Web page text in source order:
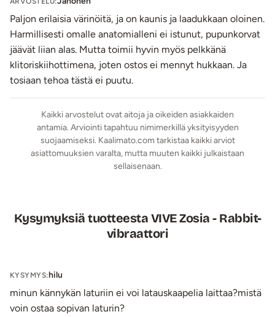
modenkäyntiin hetkessä vain napin painalluksella!
Tämä vibraattori, kuten muutkin VIVE-sarjan tuotteet, on
vesitiivis, joten voit ottaa sen mukaasi suihkuun tai
kylpyyn ja tuntea, kuinka lämmin vesi voimistaa
nautinnollisia tuntemuksia. Kaunis VIVE Zosia -
hieromasauva ja sen latauskaapeli on pakattu
Käyttöohje:
Käytä silikonisen tuotteen kanssavesipohjaista
liukuvoidetta.
Moottoreiden virrat (stand by tila
Painamalla sahalaidalla ja numero 1:llä merkittyä
painiketta lyhyesti,sauvan värinäohjelmat
Painamalla sahalaidalla ja numero 2:lla merkittyä
painiketta lyhyesti,klitoriskiihottimen rytmit
käynnistyvät ja vaihtuvat seuraavaan. Moottori
Paljon erilaisia värinöitä, ja on kaunis ja laadukkaan oloinen.
Harmillisesti omalle anatomialleni ei istunut, pupunkorvat
jäävät liian alas. Mutta toimii hyvin myös pelkkänä
klitoriskiihottimena, joten ostos ei mennyt hukkaan. Ja
tosiaan tehoa tästä ei puutu.
Kaikki arvostelut ovat aitoja ja oikeiden asiakkaiden
antamia. Arviointi tapahtuu nimimerkillä yksityisyyden
suojaamiseksi. Kaalimato.com tarkistaa kaikki arviot
asiattomuuksien varalta, mutta muuten kaikki julkaistaan
sellaisenaan.
Kysymyksiä tuotteesta VIVE Zosia - Rabbit-
vibraattori
KYSYMYS:hilu
minun kännykän laturiin ei voi latauskaapelia laittaa?mistä
voin ostaa sopivan laturin?